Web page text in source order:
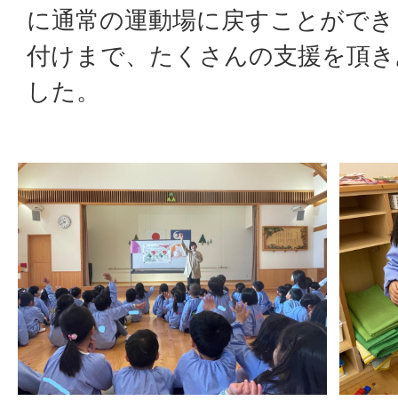
に通常の運動場に戻すことがで
付けまで、たくさんの支援を頂
した。